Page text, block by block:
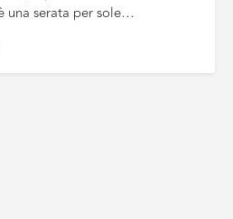
una serata per sole…